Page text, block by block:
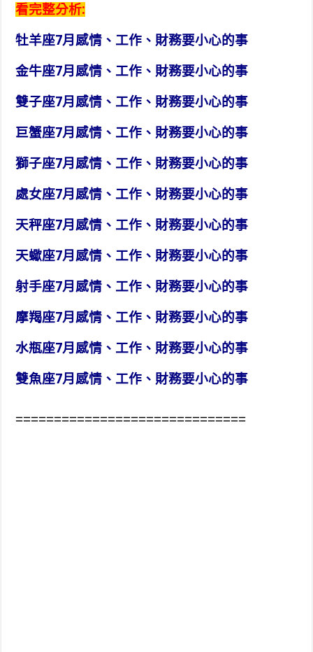
看完整分析:
牡羊座7月感情、工作、財務要小心的事
金牛座7月感情、工作、財務要小心的事
雙子座7月感情、工作、財務要小心的事
巨蟹座7月感情、工作、財務要小心的事
獅子座7月感情、工作、財務要小心的事
處女座7月感情、工作、財務要小心的事
天秤座7月感情、工作、財務要小心的事
天蠍座7月感情、工作、財務要小心的事
射手座7月感情、工作、財務要小心的事
摩羯座7月感情、工作、財務要小心的事
水瓶座7月感情、工作、財務要小心的事
雙魚座7月感情、工作、財務要小心的事
==============================